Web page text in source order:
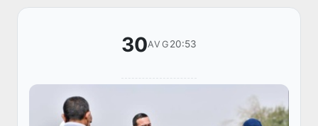
30AVG 20:53